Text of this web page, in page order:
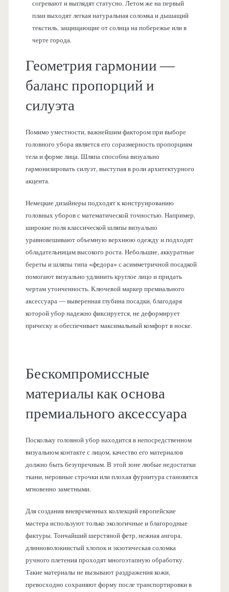
согревают и выглядят статусно. Летом же на первый
план выходят легкая натуральная соломка и дышащий
текстиль, защищающие от солнца на побережье или в
черте города.
Геометрия гармонии —
баланс пропорций и
силуэта
Помимо уместности, важнейшим фактором при выборе
головного убора является его соразмерность пропорциям
тела и форме лица. Шляпа способна визуально
гармонизировать силуэт, выступая в роли архитектурного
акцента.
Немецкие дизайнеры подходят к конструированию
головных уборов с математической точностью. Например,
широкие поля классической шляпы визуально
уравновешивают объемную верхнюю одежду и подходят
обладательницам высокого роста. Небольшие, аккуратные
береты и шляпы типа «федора» с асимметричной посадкой
помогают визуально удлинить круглое лицо и придать
чертам утонченность. Ключевой маркер премиального
аксессуара — выверенная глубина посадки, благодаря
которой убор надежно фиксируется, не деформирует
прическу и обеспечивает максимальный комфорт в носке.
Бескомпромиссные
материалы как основа
премиального аксессуара
Поскольку головной убор находится в непосредственном
визуальном контакте с лицом, качество его материалов
должно быть безупречным. В этой зоне любые недостатки
ткани, неровные строчки или плохая фурнитура становятся
мгновенно заметными.
Для создания вневременных коллекций европейские
мастера используют только экологичные и благородные
фактуры. Тончайший шерстяной фетр, нежная ангора,
длинноволокнистый хлопок и экзотическая соломка
ручного плетения проходят многоэтапную обработку.
Такие материалы не вызывают раздражения кожи,
превосходно сохраняют форму после транспортировки в